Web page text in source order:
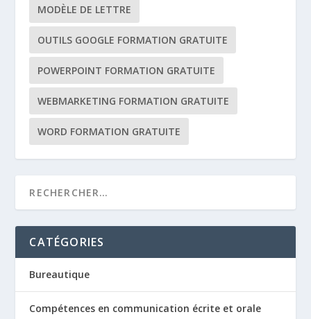
MODÈLE DE LETTRE
OUTILS GOOGLE FORMATION GRATUITE
POWERPOINT FORMATION GRATUITE
WEBMARKETING FORMATION GRATUITE
WORD FORMATION GRATUITE
CATÉGORIES
Bureautique
Compétences en communication écrite et orale